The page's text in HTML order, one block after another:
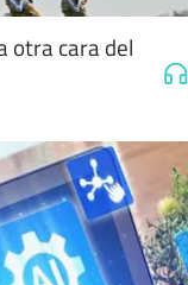
otra cara del